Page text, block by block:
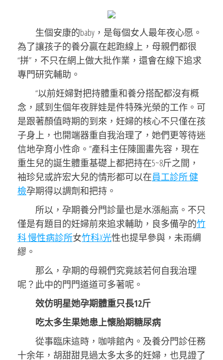
生個安康的baby，是每個女人最年夜心愿。
為了讓孩子的養分贏在起跑線上，母親們都很
“拼”，不只在網上做大批作業，還會在線下追求
專門研究輔助。
“以前妊婦對把持體重和養分搭配都沒有概
念，感到生個年夜胖娃是件特殊光榮的工作。可
是跟著顏值時期的到來，妊婦的核心不只僅在孩
子身上，也開端器重自我治理了，她們更等待迷
信地孕育小性命。”產科主任陳圖畫先容，現在
重生兒的誕生體重基礎上都把持在5~8斤之間，
袖珍兒或許宏大兒的情形都可以在員工診所 健
檢孕期得以調劑和把持。
所以，孕期養分門診量也是水漲船高。不只
僅是有題目的妊婦前來追求輔助，良多備孕的竹
科 慢性病診所女竹科X光性也提早參與，未雨綢
繆。
那么，孕期的母親們究竟該若何自我治理
呢？此中的門門道道可多著呢。
效仿明星她孕期體重只長12斤
吃太多生果她患上懷胎期糖尿病
從事臨床這時，咖啡館內。及養分門診任務
十余年，胡甜甜見過太多太多的妊婦，也見證了